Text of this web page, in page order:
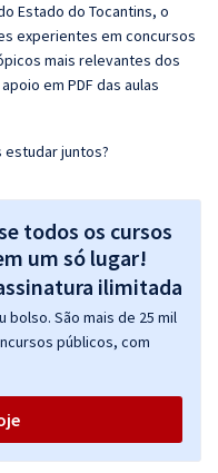
Estado do Tocantins, o
experientes em concursos
mais relevantes dos
em PDF das aulas
estudar juntos?
todos os cursos
um só lugar!
São mais de 25 mil
públicos, com